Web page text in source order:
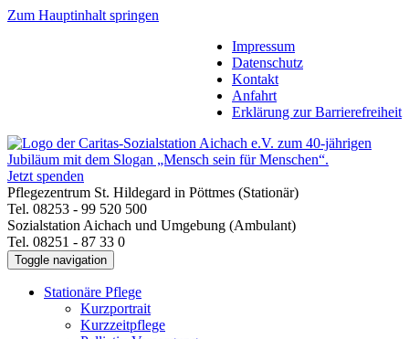
Zum Hauptinhalt springen
Impressum
Datenschutz
Kontakt
Anfahrt
Erklärung zur Barrierefreiheit
Jetzt spenden
Pflegezentrum St. Hildegard in Pöttmes (Stationär)
Tel. 08253 - 99 520 500
Sozialstation Aichach und Umgebung (Ambulant)
Tel. 08251 - 87 33 0
Toggle navigation
Stationäre Pflege
Kurzportrait
Kurzzeitpflege